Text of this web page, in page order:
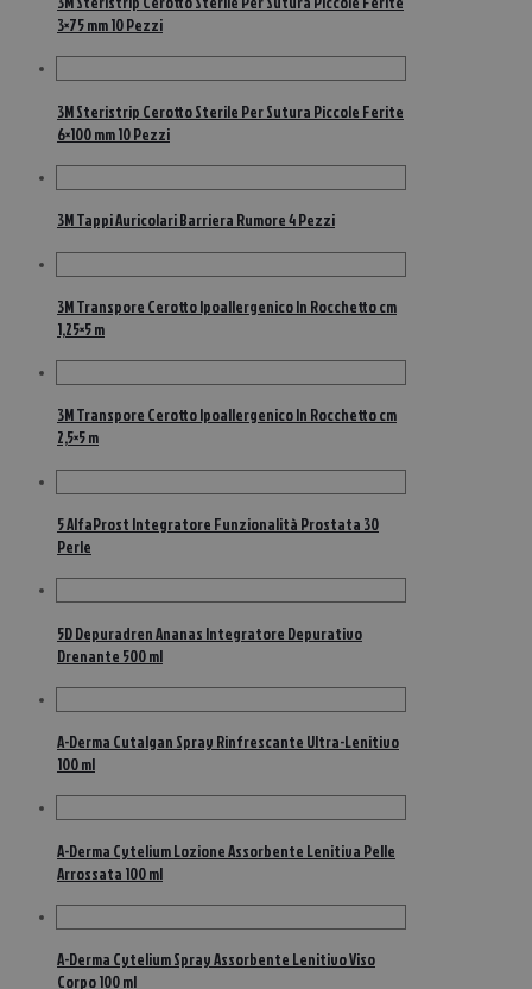
3×75 mm 10 Pezzi
3M Steristrip Cerotto Sterile Per Sutura Piccole Ferite
6×100 mm 10 Pezzi
3M Tappi Auricolari Barriera Rumore 4 Pezzi
3M Transpore Cerotto Ipoallergenico In Rocchetto cm
1,25×5 m
3M Transpore Cerotto Ipoallergenico In Rocchetto cm
2,5×5 m
5 AlfaProst Integratore Funzionalità Prostata 30
Perle
5D Depuradren Ananas Integratore Depurativo
Drenante 500 ml
A-Derma Cutalgan Spray Rinfrescante Ultra-Lenitivo
100 ml
A-Derma Cytelium Lozione Assorbente Lenitiva Pelle
Arrossata 100 ml
A-Derma Cytelium Spray Assorbente Lenitivo Viso
Corpo 100 ml